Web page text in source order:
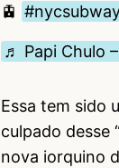
🚊
♬ Papi Chulo
Essa tem sido
culpado desse
nova iorquino